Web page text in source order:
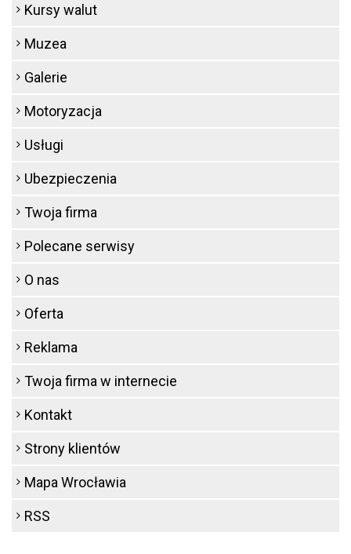
Kursy walut
Muzea
Galerie
Motoryzacja
Usługi
Ubezpieczenia
Twoja firma
Polecane serwisy
O nas
Oferta
Reklama
Twoja firma w internecie
Kontakt
Strony klientów
Mapa Wrocławia
RSS